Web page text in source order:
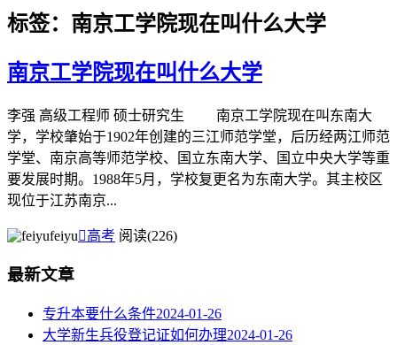
标签：南京工学院现在叫什么大学
南京工学院现在叫什么大学
李强 高级工程师 硕士研究生 南京工学院现在叫东南大
学，学校肇始于1902年创建的三江师范学堂，后历经两江师范
学堂、南京高等师范学校、国立东南大学、国立中央大学等重
要发展时期。1988年5月，学校复更名为东南大学。其主校区
现位于江苏南京...
feiyu高考 阅读(226)
最新文章
专升本要什么条件2024-01-26
大学新生兵役登记证如何办理2024-01-26